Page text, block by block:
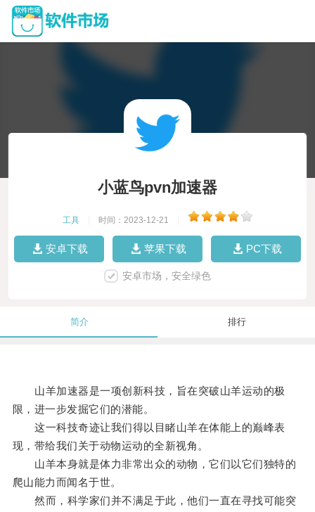
小蓝鸟pvn加速器
工具 时间：2023-12-21
安卓下载 苹果下载 PC下载
安卓市场，安全绿色
简介 排行
山羊加速器是一项创新科技，旨在突破山羊运动的极
限，进一步发掘它们的潜能。
这一科技奇迹让我们得以目睹山羊在体能上的巅峰表
现，带给我们关于动物运动的全新视角。
山羊本身就是体力非常出众的动物，它们以它们独特的
爬山能力而闻名于世。
然而，科学家们并不满足于此，他们一直在寻找可能突